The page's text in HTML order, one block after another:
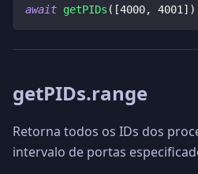
await getPIDs ( [4000, 4001 ] )
getPIDs.range
Retorna todos os IDs dos
intervalo de portas